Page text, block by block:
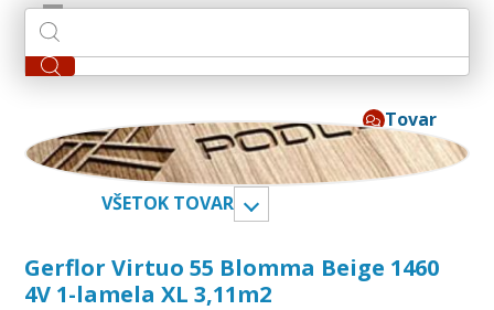
Tovar
ivpa s.r.o.
VŠETOK TOVAR
Gerflor Virtuo 55 Blomma Beige 1460
4V 1-lamela XL 3,11m2